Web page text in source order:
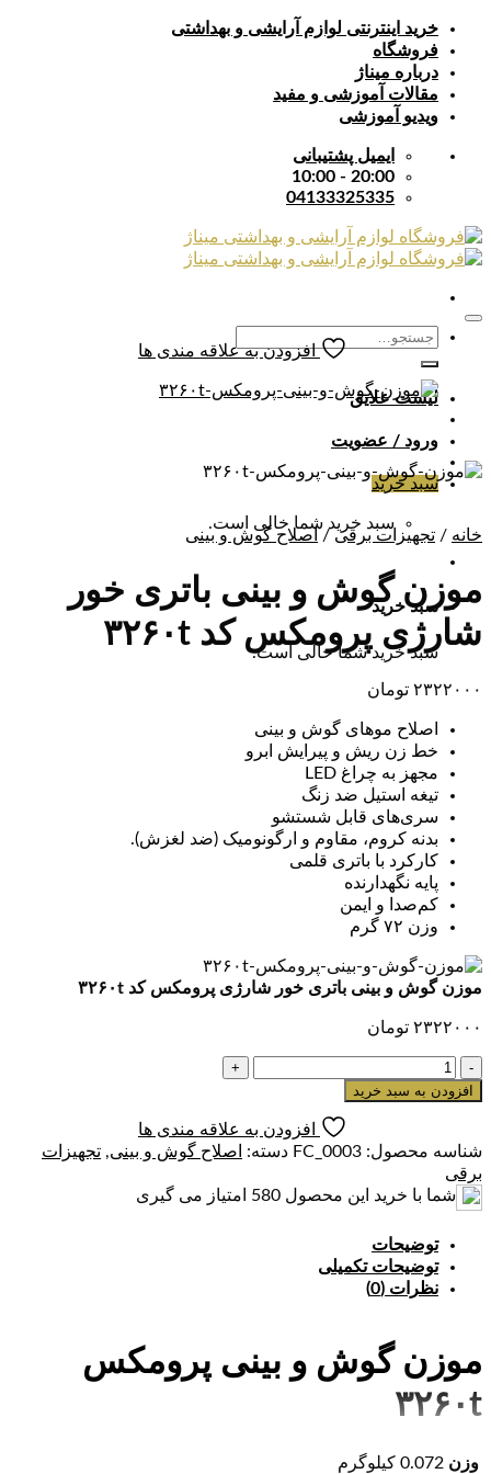
Skip
content
خرید اینترنتی لوازم آرایشی و بهداشتی
فروشگاه
درباره میناژ
مقالات آموزشی و مفید
ویدیو آموزشی
ایمیل پشتیبانی
20:00 - 10:00
04133325335
جستجو
برای:
لیست علایق
ورود / عضویت
سبد خرید
سبد خرید شما خالی است.
سبد خرید
سبد خرید شما خالی است.
افزودن به علاقه مندی ها
خانه / تجهیزات برقی / اصلاح گوش و بینی
موزن گوش و بینی باتری خور
شارژی پرومکس کد ۳۲۶۰t
۲۳۲۲۰۰۰ تومان
اصلاح موهای گوش و بینی
خط ‌زن ریش و پیرایش ابرو
مجهز به چراغ LED
تیغه استیل ضد زنگ
سری‌های قابل شستشو
بدنه کروم، مقاوم و ارگونومیک (ضد لغزش).
کارکرد با باتری قلمی
پایه نگهدارنده
کم‌صدا و ایمن
وزن ۷۲ گرم
موزن گوش و بینی باتری خور شارژی پرومکس کد ۳۲۶۰t
۲۳۲۲۰۰۰ تومان
موزن
گوش
باتری
خور
شارژی
کد
۳۲۶۰t
عدد
افزودن به سبد خرید
افزودن به علاقه مندی ها
شناسه محصول: FC_0003 دسته: اصلاح گوش و بینی, تجهیزات
برقی
شما با خرید این محصول 580 امتیاز می گیری
توضیحات
توضیحات تکمیلی
نظرات (0)
موزن گوش و بینی پرومکس
۳۲۶۰t
اصلاح موهای زائد گوش و بینی، مرتب کردن ابروها و آنکارد کردن
وزن 0.072 کیلوگرم